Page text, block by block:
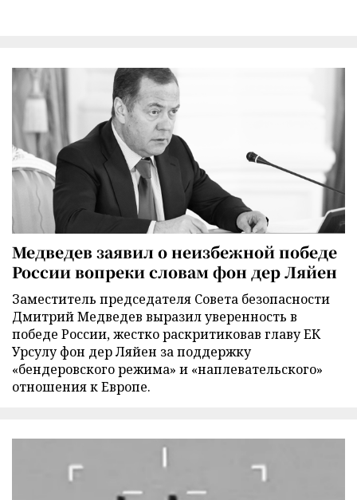
Медведев заявил о неизбежной победе
России вопреки словам фон дер Ляйен
Заместитель председателя Совета безопасности
Дмитрий Медведев выразил уверенность в
победе России, жестко раскритиковав главу ЕК
Урсулу фон дер Ляйен за поддержку
«бендеровского режима» и «наплевательского»
отношения к Европе.